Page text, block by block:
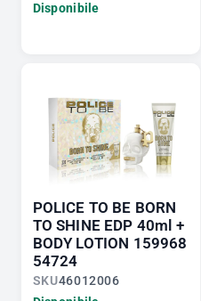
Disponibile
POLICE TO BE BORN
TO SHINE EDP 40ml +
BODY LOTION 159968
54724
SKU46012006